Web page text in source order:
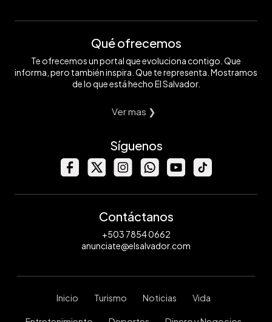
Qué ofrecemos
Te ofrecemos un portal que evoluciona contigo. Que
informa, pero también inspira. Que te representa. Mostramos
de lo que está hecho El Salvador.
Ver mas ❯
Síguenos
Contáctanos
+503 7854 0662
anunciate@elsalvador.com
Inicio Turismo Noticias Vida